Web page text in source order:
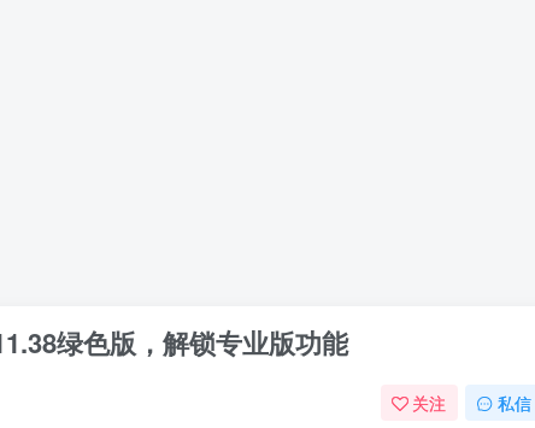
绿色版，解锁专业版功能
关注 私信